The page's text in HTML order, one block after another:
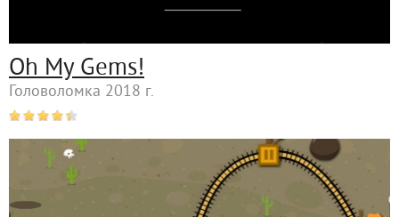
Oh My Gems!
Головоломка 2018 г.